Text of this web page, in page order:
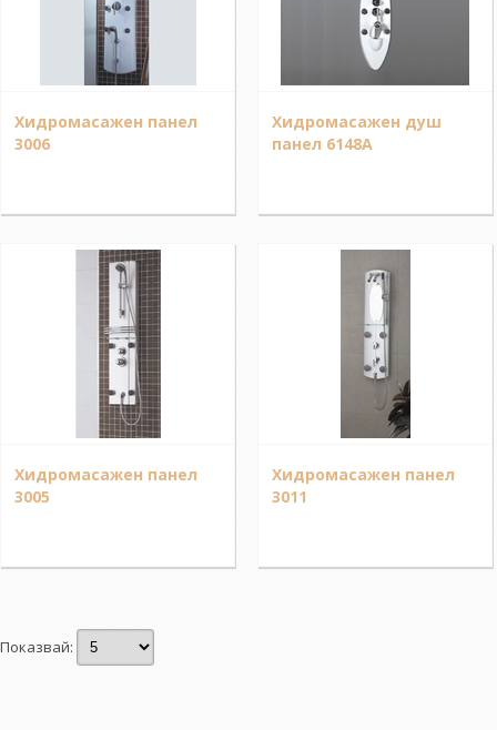
Хидромасажен панел
3006
Хидромасажен душ
панел 6148A
Хидромасажен панел
3005
Хидромасажен панел
3011
Показвай: